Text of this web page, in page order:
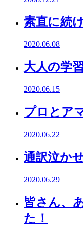
素直に続
2020.06.08
大人の学
2020.06.15
プロとア
2020.06.22
通訳泣か
2020.06.29
皆さん、
た！